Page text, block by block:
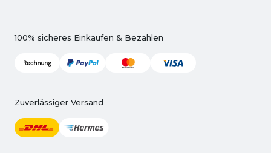
100% sicheres Einkaufen & Bezahlen
Zuverlässiger Versand